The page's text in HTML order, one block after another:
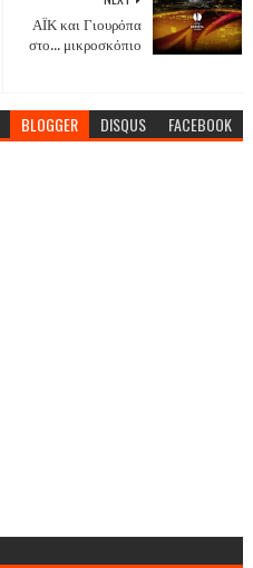
ΑΪΚ και Γιουρόπα
στο... μικροσκόπιο
BLOGGER DISQUS FACEBOOK